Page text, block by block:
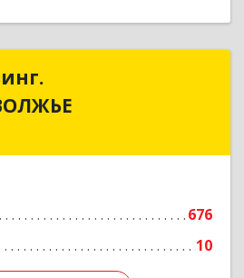
676
10
1С:Франчайзинг.
ИНФОРМПОВОЛЖЬЕ
Подробнее